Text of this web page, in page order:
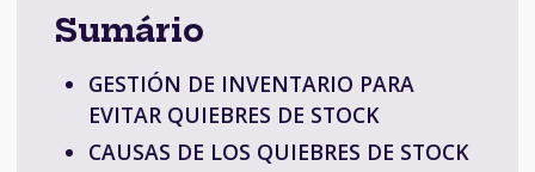
Sumário
GESTIÓN DE INVENTARIO PARA
EVITAR QUIEBRES DE STOCK
CAUSAS DE LOS QUIEBRES DE STOCK